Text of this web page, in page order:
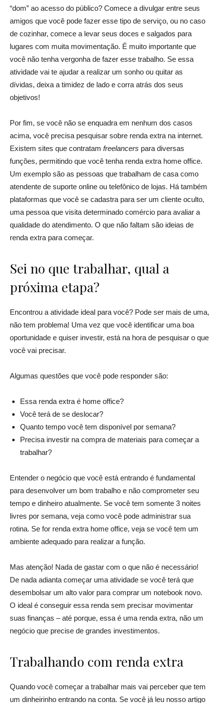
“dom” ao acesso do público? Comece a divulgar entre seus
amigos que você pode fazer esse tipo de serviço, ou no caso
de cozinhar, comece a levar seus doces e salgados para
lugares com muita movimentação. É muito importante que
você não tenha vergonha de fazer esse trabalho. Se essa
atividade vai te ajudar a realizar um sonho ou quitar as
dívidas, deixa a timidez de lado e corra atrás dos seus
objetivos!
Por fim, se você não se enquadra em nenhum dos casos
acima, você precisa pesquisar sobre renda extra na internet.
Existem sites que contratam freelancers para diversas
funções, permitindo que você tenha renda extra home office.
Um exemplo são as pessoas que trabalham de casa como
atendente de suporte online ou telefônico de lojas. Há também
plataformas que você se cadastra para ser um cliente oculto,
uma pessoa que visita determinado comércio para avaliar a
qualidade do atendimento. O que não faltam são ideias de
renda extra para começar.
Sei no que trabalhar, qual a
próxima etapa?
Encontrou a atividade ideal para você? Pode ser mais de uma,
não tem problema! Uma vez que você identificar uma boa
oportunidade e quiser investir, está na hora de pesquisar o que
você vai precisar.
Algumas questões que você pode responder são:
Essa renda extra é home office?
Você terá de se deslocar?
Quanto tempo você tem disponível por semana?
Precisa investir na compra de materiais para começar a
trabalhar?
Entender o negócio que você está entrando é fundamental
para desenvolver um bom trabalho e não comprometer seu
tempo e dinheiro atualmente. Se você tem somente 3 noites
livres por semana, veja como você pode administrar sua
rotina. Se for renda extra home office, veja se você tem um
ambiente adequado para realizar a função.
Mas atenção! Nada de gastar com o que não é necessário!
De nada adianta começar uma atividade se você terá que
desembolsar um alto valor para comprar um notebook novo.
O ideal é conseguir essa renda sem precisar movimentar
suas finanças – até porque, essa é uma renda extra, não um
negócio que precise de grandes investimentos.
Trabalhando com renda extra
Quando você começar a trabalhar mais vai perceber que tem
um dinheirinho entrando na conta. Se você já leu nosso artigo